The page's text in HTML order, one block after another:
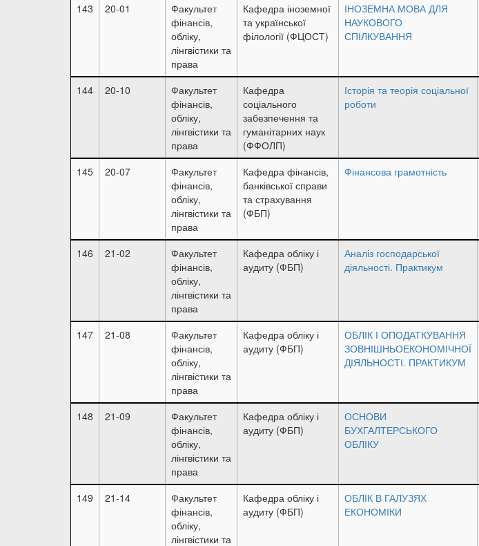
143 20-01
Факультет
фінансів,
обліку,
лінгвістики та
права
Кафедра іноземної
та української
філології (ФЦОСТ)
ІНОЗЕМНА МОВА ДЛЯ
НАУКОВОГО
СПІЛКУВАННЯ
144 20-10
Факультет
фінансів,
обліку,
лінгвістики та
права
Кафедра
соціального
забезпечення та
гуманітарних наук
(ФФОЛП)
Історія та теорія соціальної
роботи
145 20-07
Факультет
фінансів,
обліку,
лінгвістики та
права
Кафедра фінансів,
банківської справи
та страхування
(ФБП)
Фінансова грамотність
146 21-02
Факультет
фінансів,
обліку,
лінгвістики та
права
Кафедра обліку і
аудиту (ФБП)
Аналіз господарської
діяльності. Практикум
147 21-08
Факультет
фінансів,
обліку,
лінгвістики та
права
Кафедра обліку і
аудиту (ФБП)
ОБЛІК І ОПОДАТКУВАННЯ
ЗОВНІШНЬОЕКОНОМІЧНОЇ
ДІЯЛЬНОСТІ. ПРАКТИКУМ
148 21-09
Факультет
фінансів,
обліку,
лінгвістики та
права
Кафедра обліку і
аудиту (ФБП)
ОСНОВИ
БУХГАЛТЕРСЬКОГО
ОБЛІКУ
149 21-14
Факультет
фінансів,
обліку,
лінгвістики та
Кафедра обліку і
аудиту (ФБП)
ОБЛІК В ГАЛУЗЯХ
ЕКОНОМІКИ